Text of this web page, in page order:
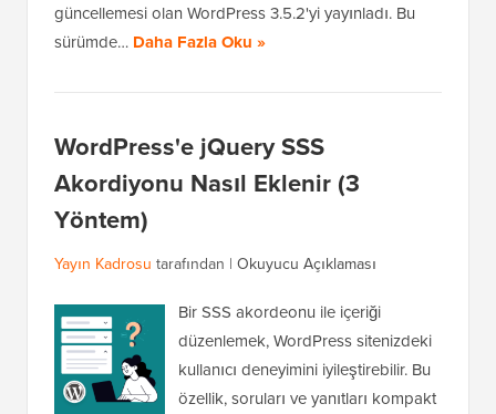
güncellemesi olan WordPress 3.5.2'yi yayınladı. Bu
sürümde… Daha Fazla Oku »
WordPress'e jQuery SSS
Akordiyonu Nasıl Eklenir (3
Yöntem)
Yayın Kadrosu tarafından | Okuyucu Açıklaması
Bir SSS akordeonu ile içeriği
düzenlemek, WordPress sitenizdeki
kullanıcı deneyimini iyileştirebilir. Bu
özellik, soruları ve yanıtları kompakt